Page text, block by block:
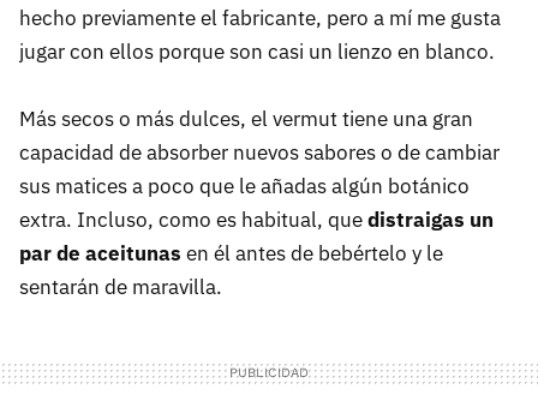
hecho previamente el fabricante, pero a mí me gusta
jugar con ellos porque son casi un lienzo en blanco.
Más secos o más dulces, el vermut tiene una gran
capacidad de absorber nuevos sabores o de cambiar
sus matices a poco que le añadas algún botánico
extra. Incluso, como es habitual, quedistraigas un
par de aceitunas en él antes de bebértelo y le
sentarán de maravilla.